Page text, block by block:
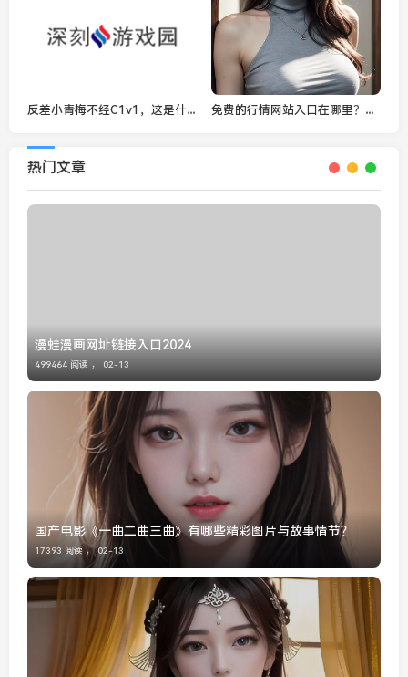
反差小青梅不经C1v1，这是什么样的故事？ 免费的行情网站入口在哪里？如何快速找到您需要的投资信息？
热门文章
漫蛙漫画网址链接入口2024
499464 阅读 ， 02-13
国产电影《一曲二曲三曲》有哪些精彩图片与故事情节？
17393 阅读 ， 02-13